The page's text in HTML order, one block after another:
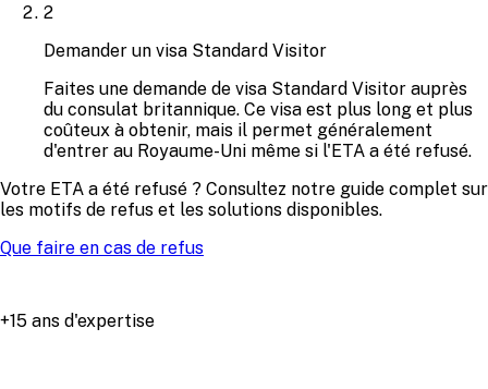
2
Demander un visa Standard Visitor
Faites une demande de visa Standard Visitor auprès
du consulat britannique. Ce visa est plus long et plus
coûteux à obtenir, mais il permet généralement
d'entrer au Royaume-Uni même si l'ETA a été refusé.
Votre ETA a été refusé ? Consultez notre guide complet sur
les motifs de refus et les solutions disponibles.
Que faire en cas de refus
+15 ans d'expertise